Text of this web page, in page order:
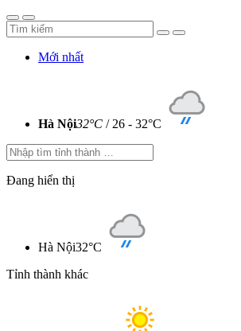
Mới nhất
Hà Nội32°C / 26 - 32°C
Đang hiển thị
Hà Nội32°C
Tỉnh thành khác